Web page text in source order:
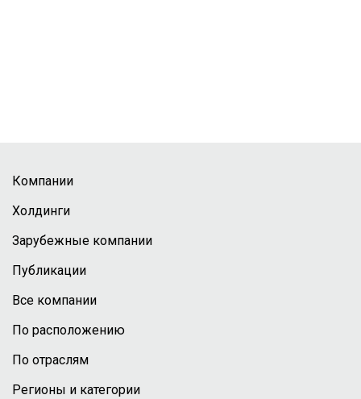
Компании
Холдинги
Зарубежные компании
Публикации
Все компании
По расположению
По отраслям
Регионы и категории